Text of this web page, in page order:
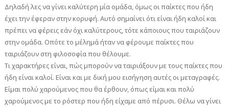
Δηλαδή λες να γίνει καλύτερη μία ομάδα, όμως οι παίκτες που ήδη
έχει την έφεραν στην κορυφή. Αυτό σημαίνει ότι είναι ήδη καλοί και
πρέπει να φέρεις εάν όχι καλύτερους, τότε κάποιους που ταιριάζουν
στην ομάδα. Οπότε το μέλημά ήταν να φέρουμε παίκτες που
ταιριάζουν στη φιλοσοφία που θέλουμε.
Τι χαρακτήρες είναι, πώς μπορούν να ταιριάξουν με τους παίκτες που
ήδη είναι καλοί. Είναι και με δική μου εισήγηση αυτές οι μεταγραφές.
Είμαι πολύ χαρούμενος που θα έρθουν, όπως είμαι και πολύ
χαρούμενος με το ρόστερ που ήδη είχαμε από πέρυσι. Θέλω να γίνει